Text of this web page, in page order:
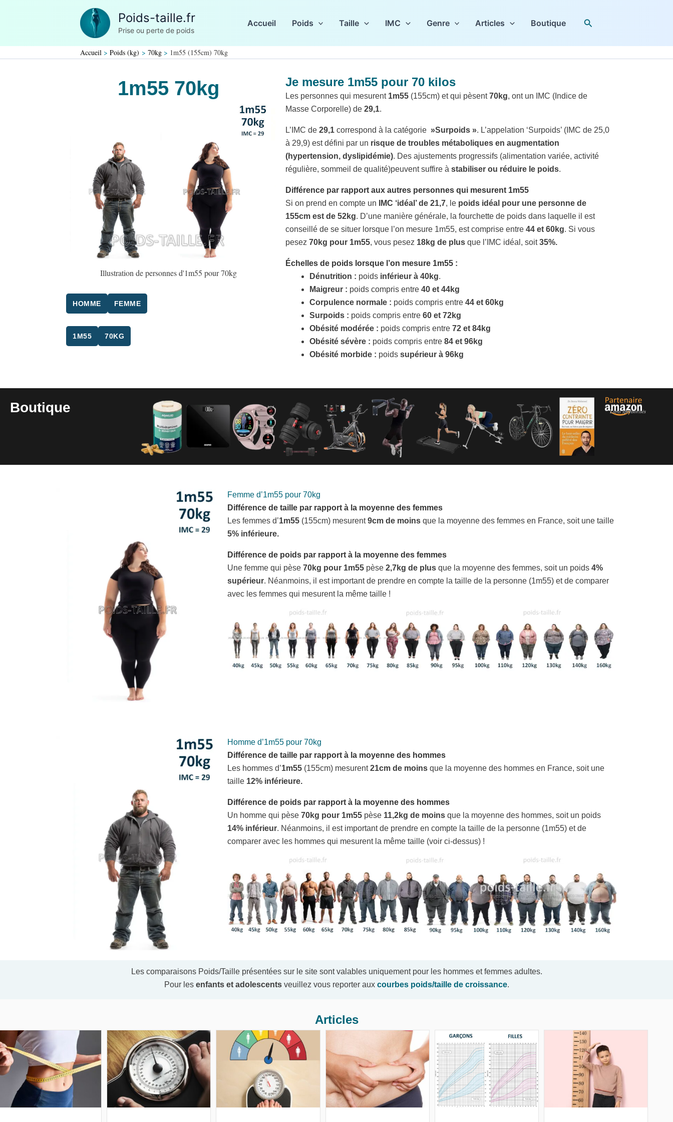
Poids-taille.fr
Prise ou perte de poids
Accueil Poids Taille IMC Genre Articles Boutique Rechercher
Accueil Poids (kg) 70kg 1m55 (155cm) 70kg
1m55 70kg
Illustration de personnes d'1m55 pour 70kg
HOMME FEMME
1M55 70KG
Je mesure 1m55 pour 70 kilos
Les personnes qui mesurent 1m55 (155cm) et qui pèsent70kg, ont un IMC (Indice de
Masse Corporelle) de 29,1.
L’IMC de 29,1 correspond à la catégorie »Surpoids ». L’appelation ‘Surpoids’ (IMC de 25,0
à 29,9) est défini par un risque de troubles métaboliques en augmentation
(hypertension, dyslipidémie). Des ajustements progressifs (alimentation variée, activité
régulière, sommeil de qualité)peuvent suffire à stabiliser ou réduire le poids.
Différence par rapport aux autres personnes qui mesurent 1m55
Si on prend en compte un
IMC ‘idéal’ de 21,7, le poids idéal pour une personne de
155cm est de 52kg. D’une manière générale, la fourchette de poids dans laquelle il est
conseillé de se situer lorsque l’on mesure 1m55, est comprise entre 44 et 60kg. Si vous
pesez 70kg pour 1m55, vous pesez 18kg de plus que l’IMC idéal, soit35%.
Échelles de poids lorsque l’on mesure 1m55 :
Dénutrition : poids inférieur à 40kg.
Maigreur : poids compris entre 40 et 44kg
Corpulence normale : poids compris entre 44 et 60kg
Surpoids : poids compris entre 60 et 72kg
Obésité modérée : poids compris entre 72 et 84kg
Obésité sévère : poids compris entre 84 et 96kg
Obésité morbide : poids supérieur à 96kg
Boutique Liens sponsorisés
Femme d’1m55 pour 70kg
Différence de taille par rapport à la moyenne des femmes
Les femmes d’1m55 (155cm) mesurent9cm de moins que la moyenne des femmes en France, soit une taille
5% inférieure.
Différence de poids par rapport à la moyenne des femmes
Une femme qui pèse 70kg pour 1m55 pèse 2,7kg de plus que la moyenne des femmes, soit un poids 4%
supérieur. Néanmoins, il est important de prendre en compte la taille de la personne (1m55) et de comparer
avec les femmes qui mesurent la même taille !
Homme d’1m55 pour 70kg
Différence de taille par rapport à la moyenne des hommes
Les hommes d’1m55 (155cm) mesurent21cm de moins que la moyenne des hommes en France, soit une
taille 12% inférieure.
Différence de poids par rapport à la moyenne des hommes
Un homme qui pèse 70kg pour 1m55 pèse 11,2kg de moins que la moyenne des hommes, soit un poids
14% inférieur. Néanmoins, il est important de prendre en compte la taille de la personne (1m55) et de
comparer avec les hommes qui mesurent la même taille (voir ci-dessus) !
Les comparaisons Poids/Taille présentées sur le site sont valables uniquement pour les hommes et femmes adultes.
Pour les enfants et adolescentsveuillez vous reporter auxcourbes poids/taille de croissance.
Articles